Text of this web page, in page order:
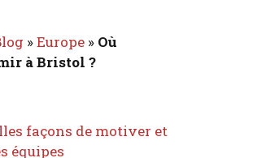
»Europe » Où
à Bristol ?
façons de motiver et
équipes